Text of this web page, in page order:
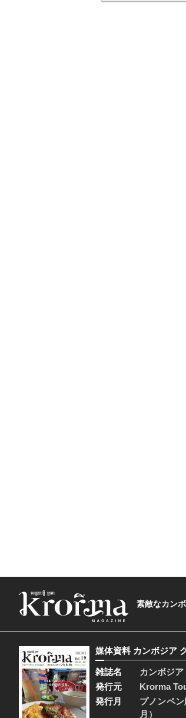
素敵なカン
媒体資料 カンボジア
雑誌名
カンボジ
発行元
Krorma
発行月
プノンペ
月）